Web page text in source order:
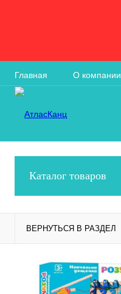
Главная О компании
Каталог товаров
ВЕРНУТЬСЯ В РАЗДЕЛ